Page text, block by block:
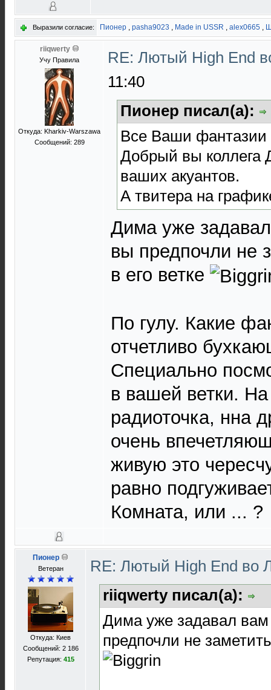
Выразили согласие: Пионер , pasha9023 , Made in USSR , alex0665 ,
riiqwerty
Учу Правила
Откуда: Kharkiv-Warszawa
Сообщений: 289
RE: Лютый High End
11:40
Пионер писал(а):
Все Ваши фантазии
Добрый вы коллега
ваших акуантов.
А твитера на
Дима уже
вы предпочли не
в его ветке
По гулу. Какие
отчетливо
Специально
в вашей ветки.
радиоточка, нна
очень
живую это
равно
Комната, или ... ?
Пионер
Ветеран
Откуда: Киев
Сообщений: 2 186
Репутация: 415
RE: Лютый High End во
riiqwerty писал(а):
Дима уже задавал
предпочли не